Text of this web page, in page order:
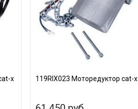
х 119RIX023 Моторедуктор cat-x